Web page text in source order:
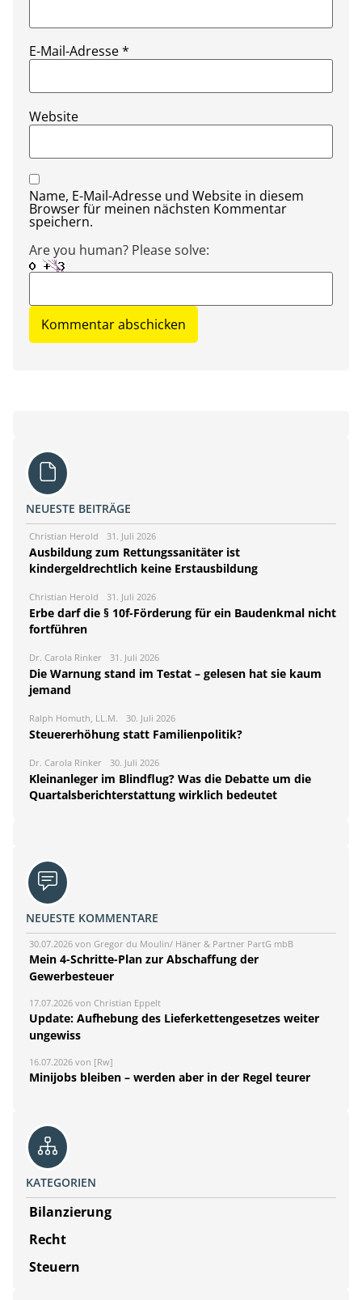
E-Mail-Adresse*
Website
Name, E-Mail-Adresse und Website in diesem
Browser für meinen nächsten Kommentar
speichern.
Are you human? Please solve:
NEUESTE BEITRÄGE
Christian Herold 31. Juli 2026
Ausbildung zum Rettungssanitäter ist
kindergeldrechtlich keine Erstausbildung
Christian Herold 31. Juli 2026
Erbe darf die § 10f-Förderung für ein Baudenkmal nicht
fortführen
Dr. Carola Rinker 31. Juli 2026
Die Warnung stand im Testat – gelesen hat sie kaum
jemand
Ralph Homuth, LL.M. 30. Juli 2026
Steuererhöhung statt Familienpolitik?
Dr. Carola Rinker 30. Juli 2026
Kleinanleger im Blindflug? Was die Debatte um die
Quartalsberichterstattung wirklich bedeutet
NEUESTE KOMMENTARE
30.07.2026 von Gregor du Moulin/ Häner & Partner PartG mbB
Mein 4-Schritte-Plan zur Abschaffung der
Gewerbesteuer
17.07.2026 von Christian Eppelt
Update: Aufhebung des Lieferkettengesetzes weiter
ungewiss
16.07.2026 von [Rw]
Minijobs bleiben – werden aber in der Regel teurer
KATEGORIEN
Bilanzierung
Recht
Steuern